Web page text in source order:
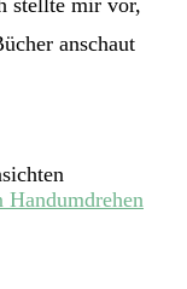
anschaut